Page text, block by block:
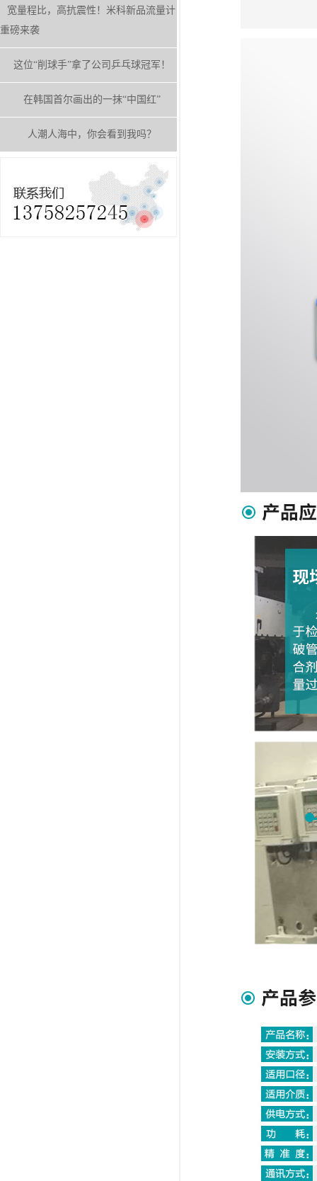
宽量程比，高抗震性！米科新品流量计
重磅来袭
这位“削球手”拿了公司乒乓球冠军！
在韩国首尔画出的一抹“中国红”
人潮人海中，你会看到我吗？